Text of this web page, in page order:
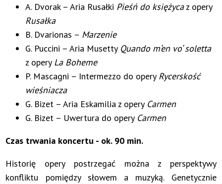
A. Dvorak – Aria Rusałki Pieśń do księżycaz opery
Rusałka
B. Dvarionas – Marzenie
G. Puccini – Aria Musetty Quando m‘en vo‘ soletta
z opery La Boheme
P. Mascagni – Intermezzo do opery Rycerskość
wieśniacza
G. Bizet – Aria Eskamilia z opery Carmen
G. Bizet – Uwertura do opery Carmen
Czas trwania koncertu - ok. 90 min.
Historię opery postrzegać można z perspektywy
konfliktu pomiędzy słowem a muzyką. Genetycznie